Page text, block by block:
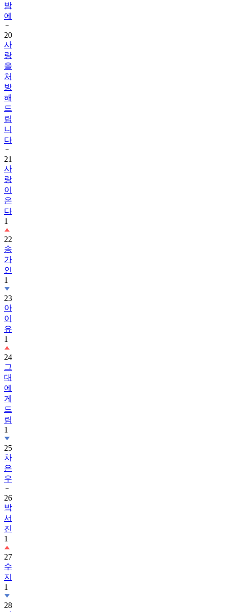
밤
에
20
사
랑
을
처
방
해
드
립
니
다
21
사
랑
이
온
다
1
22
송
가
인
1
23
아
이
유
1
24
그
대
에
게
드
림
1
25
차
은
우
26
박
서
진
1
27
수
지
1
28